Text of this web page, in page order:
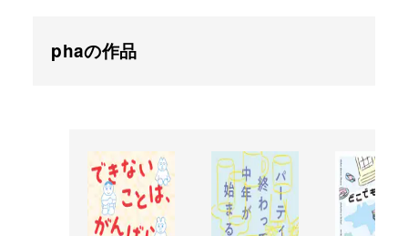
phaの作品